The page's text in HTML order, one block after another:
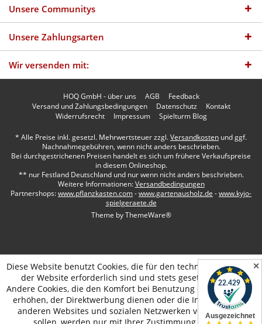
✕
Unsere Communitys
Unsere Zahlungsarten
Wir versenden mit:
HOQ GmbH - über uns AGB
Feedback
Versand und Zahlungsbedingungen
Datenschutz
Kontakt
Widerrufsrecht
Impressum Spielturm Blog
* Alle Preise inkl. gesetzl. Mehrwertsteuer zzgl.Versandkosten und ggf.
Nachnahmegebühren, wenn nicht anders beschrieben.
Bei durchgestrichenen Preisen handelt es sich um frühere Verkaufspreise
in diesem Onlineshop.
** nur Festland Deutschland und nur wenn nicht anders beschrieben.
Weitere Informationen:Versandbedingungen
Partnershops:www.pflanzkasten.com-www.gartenausholz.de -www.kyjo-
spielgeraete.de
Theme byThemeWare®
Diese Website benutzt Cookies, die für den technischen Betrieb
der Website erforderlich sind und stets gesetzt werden.
Andere Cookies, die den Komfort bei Benutzung dieser Website
erhöhen, der Direktwerbung dienen oder die Interaktion mit
anderen Websites und sozialen Netzwerken vereinfachen